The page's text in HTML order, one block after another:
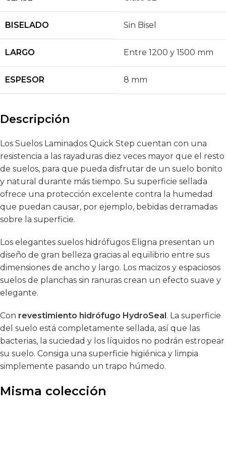
BISELADO Sin Bisel
LARGO Entre 1200 y 1500 mm
ESPESOR 8 mm
Descripción
Los Suelos Laminados Quick Step cuentan con una
resistencia a las rayaduras diez veces mayor que el resto
de suelos, para que pueda disfrutar de un suelo bonito
y natural durante más tiempo. Su superficie sellada
ofrece una protección excelente contra la humedad
que puedan causar, por ejemplo, bebidas derramadas
sobre la superficie.
Los elegantes suelos hidrófugos Eligna presentan un
diseño de gran belleza gracias al equilibrio entre sus
dimensiones de ancho y largo. Los macizos y espaciosos
suelos de planchas sin ranuras crean un efecto suave y
elegante.
Con revestimiento hidrófugo HydroSeal . La superficie
del suelo está completamente sellada, así que las
bacterias, la suciedad y los líquidos no podrán estropear
su suelo. Consiga una superficie higiénica y limpia
simplemente pasando un trapo húmedo.
Misma colección